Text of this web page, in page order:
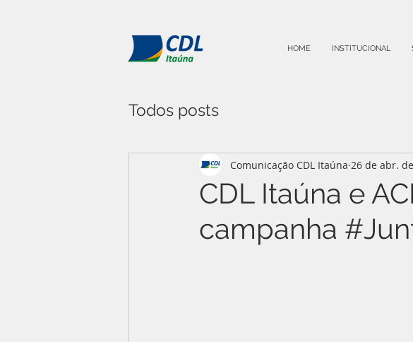
HOME INSTITUCIONAL
Todos posts
CDL Itaúna e
campanha
Comunicação CDL Itaúna 26 de abr.